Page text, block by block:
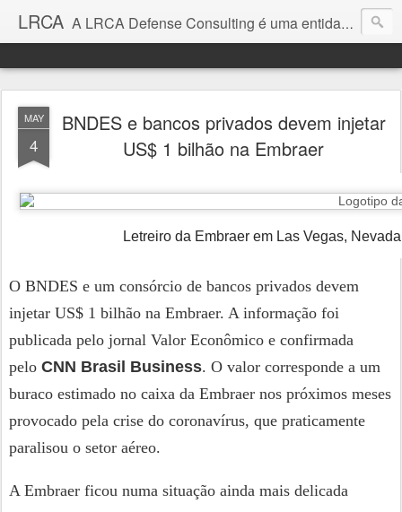
LRCA A LRCA Defense Consulting é uma entidade sem fins lucrativos que se dedica a produzir e divulgar notícias e análises sobre as Empresas de Defesa. Não somos jornalistas e nem este é um blog jornalístico.
MAY
4
BNDES e bancos privados devem injetar
US$ 1 bilhão na Embraer
Letreiro da Embraer em Las Vegas,
O BNDES e um consórcio de bancos privados devem
injetar US$ 1 bilhão na Embraer. A informação foi
publicada pelo jornal Valor Econômico e confirmada
pelo CNN Brasil Business. O valor corresponde a um
buraco estimado no caixa da Embraer nos próximos meses
provocado pela crise do coronavírus, que praticamente
paralisou o setor aéreo.
A Embraer ficou numa situação ainda mais delicada